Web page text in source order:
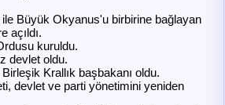
Büyük Okyanus'u birbirine bağlayan
açıldı.
kuruldu.
devlet oldu.
Krallık başbakanı oldu.
devlet ve parti yönetimini yeniden